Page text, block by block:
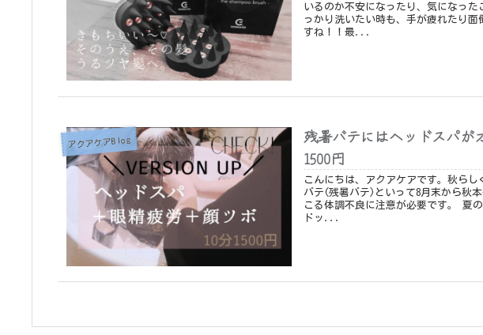
いるのか不安になったり、気になっ
っかり洗いたい時も、手が疲れたり面倒く
すね！！最...
アクアケアBlog
残暑バテにはヘッドスパが
1500円
こんにちは、アクアケアです。秋らしくなって
バテ(残暑バテ)といって8月末から秋
こる体調不良に注意が必要です。 夏の疲れが体にも心にも、頭皮や髪にも、
ドッ...